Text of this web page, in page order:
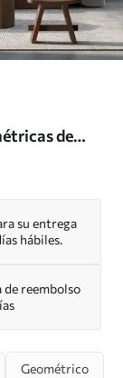
de
Nr.
su entrega
hábiles.
reembolso
Geométrico